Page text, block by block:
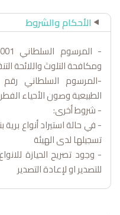
الأحكام والشروط
ومكافحة التلوث واللائحة
الطبيعية وصون الأحياء
- شروط أخرى:
- في حالة استيراد أنواع
تسجيلها لدى الهيئة
- وجود تصريح الحيازة
للتصدير او لإعادة التصدير